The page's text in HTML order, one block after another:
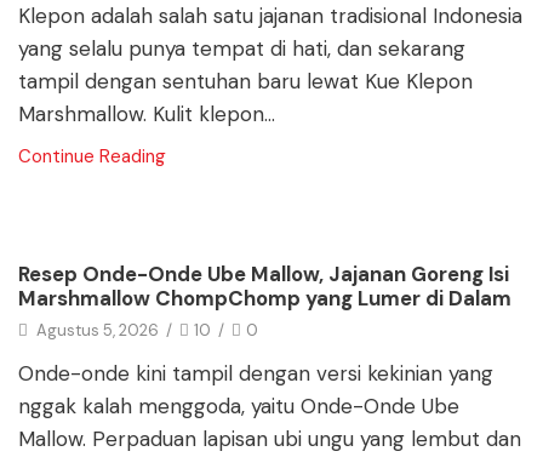
Klepon adalah salah satu jajanan tradisional Indonesia
yang selalu punya tempat di hati, dan sekarang
tampil dengan sentuhan baru lewat Kue Klepon
Marshmallow. Kulit klepon...
Continue Reading
Resep Onde-Onde Ube Mallow, Jajanan Goreng Isi
Marshmallow ChompChomp yang Lumer di Dalam
Agustus 5, 2026 / 10 / 0
Onde-onde kini tampil dengan versi kekinian yang
nggak kalah menggoda, yaitu Onde-Onde Ube
Mallow. Perpaduan lapisan ubi ungu yang lembut dan